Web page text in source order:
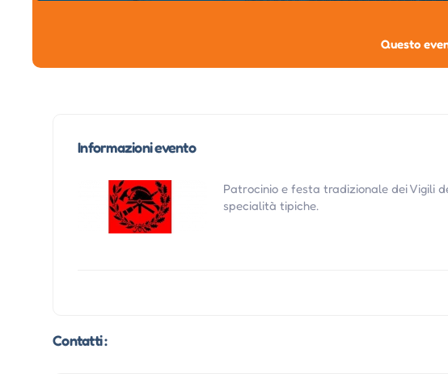
Questo
Informazioni evento
Patrocinio e festa tradizionale dei Vigili
specialità tipiche.
Contatti :